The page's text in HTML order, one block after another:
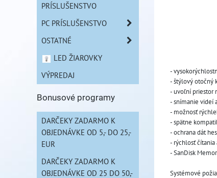
-
- štýlový otočný
- uvoľní priestor
- snímanie videí
- možnosť
- spätne
- ochrana dát
- rýchlosť
- SanDisk
Systémové
PRÍSLUŠENSTVO
PC PRÍSLUŠENSTVO
OSTATNÉ
LED ŽIAROVKY
VÝPREDAJ
Bonusové programy
DARČEKY ZADARMO K
OBJEDNÁVKE OD 5,- DO 25,-
EUR
DARČEKY ZADARMO K
OBJEDNÁVKE OD 25 DO 50,-